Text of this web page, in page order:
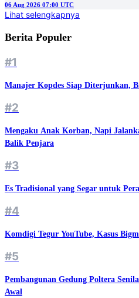
06 Aug 2026 07:00 UTC
Lihat selengkapnya
Berita Populer
#1
Manajer Kopdes Siap Diterjunkan,
#2
Mengaku Anak Korban, Napi
Balik Penjara
#3
Es Tradisional yang Segar untuk
#4
Komdigi Tegur YouTube, Kasus
#5
Pembangunan Gedung Poltera
Awal